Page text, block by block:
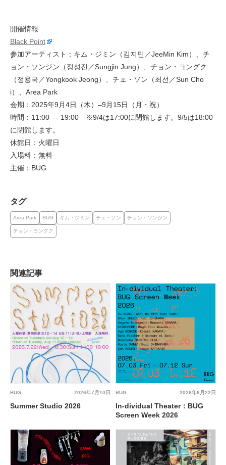
開催情報
Black Point
参加アーティスト：キム・ジミン（김지민／JeeMin Kim）、チ
ョン・ソンジン（정성진／Sungjin Jung）、チョン・ヨングク
（정용국／Yongkook Jeong）、チェ・ソン（최선／Sun Cho
i）、Area Park
会期：2025年9月4日（木）–9月15日（月・祝）
時間：11:00 — 19:00 ※9/4は17:00に閉館します。9/5は18:00
に閉館します。
休館日：火曜日
入場料：無料
主催：BUG
タグ
Area Park BUG キム・ジミン チェ・ソン チョン・ソンジン
チョン・ヨングク
関連記事
2026年7月10日
BUG
Summer Studio 2026
2026年6月22日
BUG
In-dividual Theater：BUG
Screen Week 2026